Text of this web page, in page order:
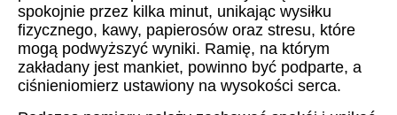
spokojnie przez kilka minut, unikając wysiłku
fizycznego, kawy, papierosów oraz stresu, które
mogą podwyższyć wyniki. Ramię, na którym
zakładany jest mankiet, powinno być podparte, a
ciśnieniomierz ustawiony na wysokości serca.